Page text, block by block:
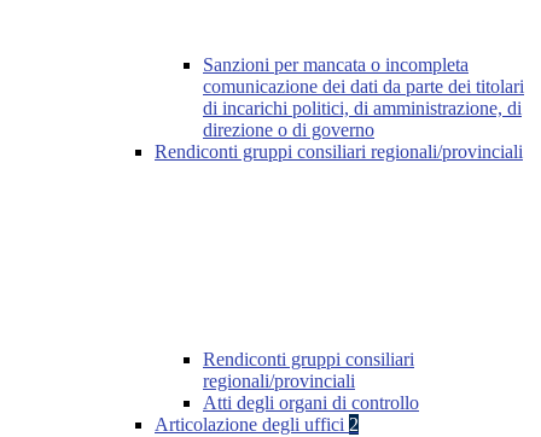
Sanzioni per mancata o incompleta
comunicazione dei dati da parte dei titolari
di incarichi politici, di amministrazione, di
direzione o di governo
Rendiconti gruppi consiliari regionali/provinciali
Rendiconti gruppi consiliari
regionali/provinciali
Atti degli organi di controllo
Articolazione degli uffici 2